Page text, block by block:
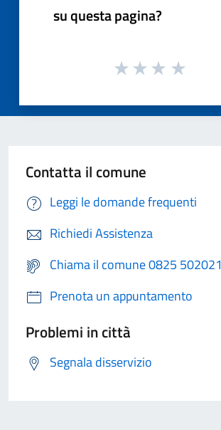
su questa pagina?
Contatta il comune
Leggi le domande frequenti
Richiedi Assistenza
Chiama il comune 0825 502021
Prenota un appuntamento
Problemi in città
Segnala disservizio